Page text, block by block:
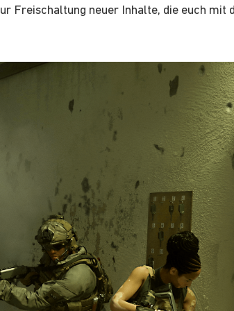
Freischaltung neuer Inhalte, die euch mit